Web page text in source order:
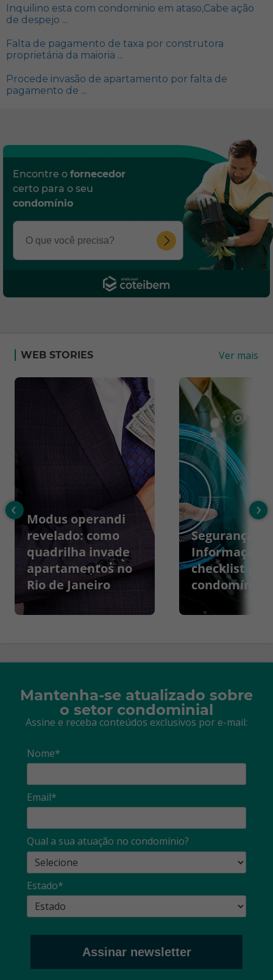
Inquilino esta com condominio em ataso,Cabe ação
de despejo ...
Falta de pagamento de taxa por construtora
proprietária da maioria ...
Procede invasão de apartamento por falta de
pagamento de ...
Encontre o fornecedor
certo para o seu
condomínio
WEB STORIES Ver mais
Modus operandi
revelado: como
quadrilha invade
apartamentos no
Rio de Janeiro
Segurança da
Informação:
checklist
condomínios
‹ ›
Mantenha-se atualizado sobre
o setor condominial
Assine e receba conteúdos exclusivos por e-mail:
Nome*
Email*
Qual a sua atuação no condomínio?
Estado*
Assinar newsletter